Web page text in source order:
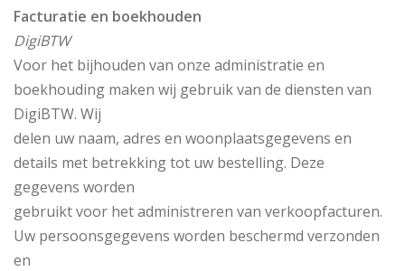
Facturatie en boekhouden
DigiBTW
Voor het bijhouden van onze administratie en
boekhouding maken wij gebruik van de diensten van
DigiBTW. Wij
delen uw naam, adres en woonplaatsgegevens en
details met betrekking tot uw bestelling. Deze
gegevens worden
gebruikt voor het administreren van verkoopfacturen.
Uw persoonsgegevens worden beschermd verzonden
en